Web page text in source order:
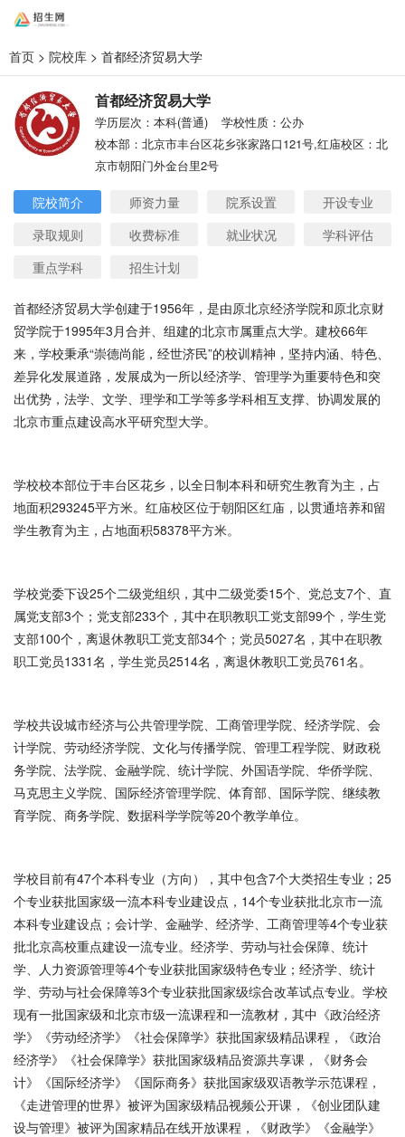
首页 > 院校库 > 首都经济贸易大学
首都经济贸易大学
学历层次：本科(普通)
学校性质：公办
校本部：北京市丰台区花乡张家路口121号,红庙校区：北
京市朝阳门外金台里2号
院校简介 师资力量 院系设置
开设专业
录取规则
收费标准 就业状况
学科评估
重点学科
招生计划
首都经济贸易大学创建于1956年，是由原北京经济学院和原北京财
贸学院于1995年3月合并、组建的北京市属重点大学。建校66年
来，学校秉承“崇德尚能，经世济民”的校训精神，坚持内涵、特色、
差异化发展道路，发展成为一所以经济学、管理学为重要特色和突
出优势，法学、文学、理学和工学等多学科相互支撑、协调发展的
北京市重点建设高水平研究型大学。
学校校本部位于丰台区花乡，以全日制本科和研究生教育为主，占
地面积293245平方米。红庙校区位于朝阳区红庙，以贯通培养和留
学生教育为主，占地面积58378平方米。
学校党委下设25个二级党组织，其中二级党委15个、党总支7个、直
属党支部3个；党支部233个，其中在职教职工党支部99个，学生党
支部100个，离退休教职工党支部34个；党员5027名，其中在职教
职工党员1331名，学生党员2514名，离退休教职工党员761名。
学校共设城市经济与公共管理学院、工商管理学院、经济学院、会
计学院、劳动经济学院、文化与传播学院、管理工程学院、财政税
务学院、法学院、金融学院、统计学院、外国语学院、华侨学院、
马克思主义学院、国际经济管理学院、体育部、国际学院、继续教
育学院、商务学院、数据科学学院等20个教学单位。
学校目前有47个本科专业（方向），其中包含7个大类招生专业；25
个专业获批国家级一流本科专业建设点，14个专业获批北京市一流
本科专业建设点；会计学、金融学、经济学、工商管理等4个专业获
批北京高校重点建设一流专业。经济学、劳动与社会保障、统计
学、人力资源管理等4个专业获批国家级特色专业；经济学、统计
学、劳动与社会保障等3个专业获批国家级综合改革试点专业。学校
现有一批国家级和北京市级一流课程和一流教材，其中《政治经济
学》《劳动经济学》《社会保障学》获批国家级精品课程，《政治
经济学》《社会保障学》获批国家级精品资源共享课，《财务会
计》《国际经济学》《国际商务》获批国家级双语教学示范课程，
《走进管理的世界》被评为国家级精品视频公开课，《创业团队建
设与管理》被评为国家精品在线开放课程，《财政学》《金融学》